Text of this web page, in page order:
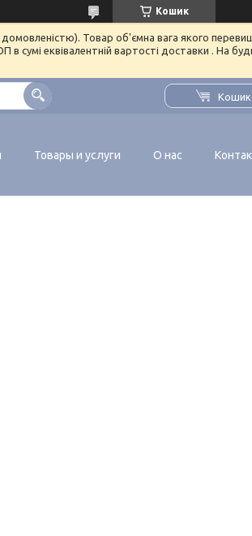
Кошик
Товар об'ємна вага якого
еквівалентній вартості доставки . На
Кошик
Товары и услуги О нас